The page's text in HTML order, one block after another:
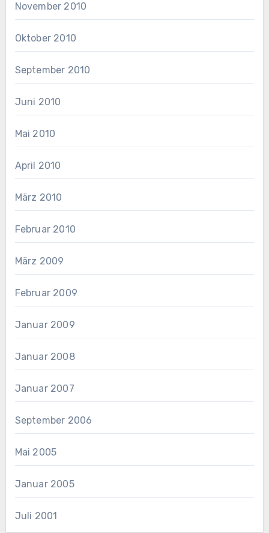
November 2010
Oktober 2010
September 2010
Juni 2010
Mai 2010
April 2010
März 2010
Februar 2010
März 2009
Februar 2009
Januar 2009
Januar 2008
Januar 2007
September 2006
Mai 2005
Januar 2005
Juli 2001